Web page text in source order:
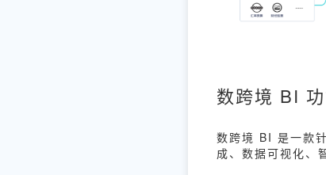
数跨境 BI
数跨境 BI 是一款
成、数据可视化、